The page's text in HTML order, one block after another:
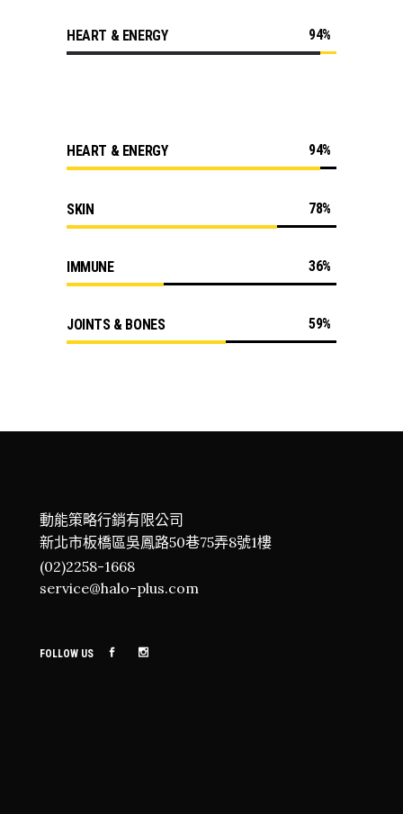
HEART & ENERGY 94
HEART & ENERGY 94
SKIN 78
IMMUNE 36
JOINTS & BONES 59
動能策略行銷有限公司
新北市板橋區吳鳳路50巷75弄8號1樓
(02)2258-1668
service@halo-plus.com
FOLLOW US